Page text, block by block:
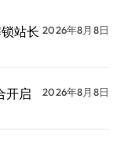
站长 2026年8月8日
开启
2026年8月8日